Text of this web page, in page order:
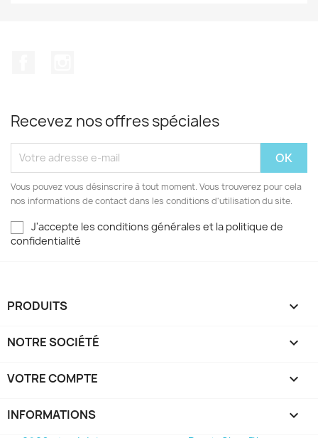
Recevez nos offres spéciales
Vous pouvez vous désinscrire à tout moment. Vous trouverez pour cela
nos informations de contact dans les conditions d'utilisation du site.
J'accepte les conditions générales et la politique de
confidentialité
PRODUITS 
NOTRE SOCIÉTÉ 
VOTRE COMPTE 
INFORMATIONS keyboard_arrow_down